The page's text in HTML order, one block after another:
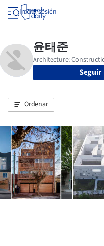
Iniciar sesión
Seguir
Ordenar